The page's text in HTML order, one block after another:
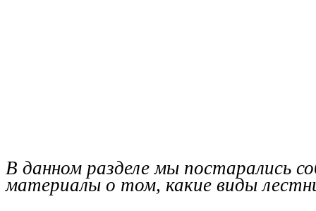
В данном разделе мы постарались
материалы о том, какие виды